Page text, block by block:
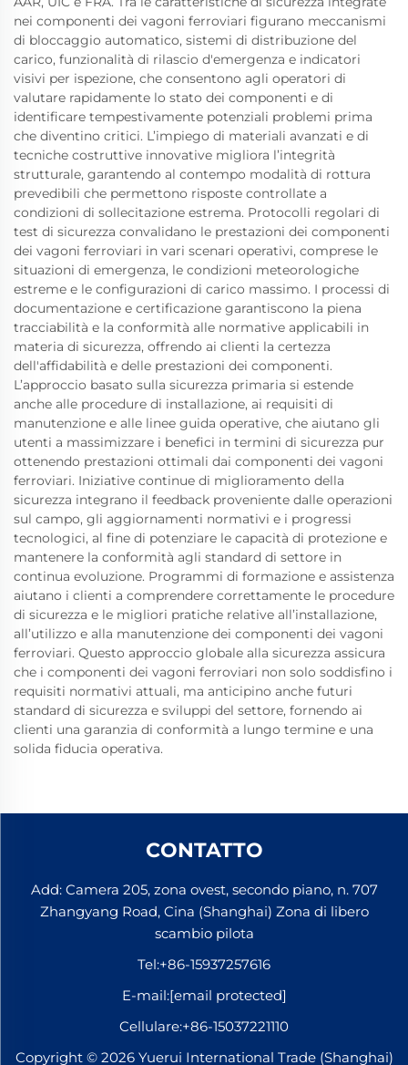
nei componenti dei vagoni ferroviari figurano meccanismi
di bloccaggio automatico, sistemi di distribuzione del
carico, funzionalità di rilascio d'emergenza e indicatori
visivi per ispezione, che consentono agli operatori di
valutare rapidamente lo stato dei componenti e di
identificare tempestivamente potenziali problemi prima
che diventino critici. L’impiego di materiali avanzati e di
tecniche costruttive innovative migliora l’integrità
strutturale, garantendo al contempo modalità di rottura
prevedibili che permettono risposte controllate a
condizioni di sollecitazione estrema. Protocolli regolari di
test di sicurezza convalidano le prestazioni dei componenti
dei vagoni ferroviari in vari scenari operativi, comprese le
situazioni di emergenza, le condizioni meteorologiche
estreme e le configurazioni di carico massimo. I processi di
documentazione e certificazione garantiscono la piena
tracciabilità e la conformità alle normative applicabili in
materia di sicurezza, offrendo ai clienti la certezza
dell'affidabilità e delle prestazioni dei componenti.
L’approccio basato sulla sicurezza primaria si estende
anche alle procedure di installazione, ai requisiti di
manutenzione e alle linee guida operative, che aiutano gli
utenti a massimizzare i benefici in termini di sicurezza pur
ottenendo prestazioni ottimali dai componenti dei vagoni
ferroviari. Iniziative continue di miglioramento della
sicurezza integrano il feedback proveniente dalle operazioni
sul campo, gli aggiornamenti normativi e i progressi
tecnologici, al fine di potenziare le capacità di protezione e
mantenere la conformità agli standard di settore in
continua evoluzione. Programmi di formazione e assistenza
aiutano i clienti a comprendere correttamente le procedure
di sicurezza e le migliori pratiche relative all’installazione,
all’utilizzo e alla manutenzione dei componenti dei vagoni
ferroviari. Questo approccio globale alla sicurezza assicura
che i componenti dei vagoni ferroviari non solo soddisfino i
requisiti normativi attuali, ma anticipino anche futuri
standard di sicurezza e sviluppi del settore, fornendo ai
clienti una garanzia di conformità a lungo termine e una
solida fiducia operativa.
CONTATTO
Add: Camera 205, zona ovest, secondo piano, n. 707
Zhangyang Road, Cina (Shanghai) Zona di libero
scambio pilota
Tel:+86-15937257616
E-mail:[email protected]
Cellulare:+86-15037221110
Copyright © 2026 Yuerui International Trade (Shanghai)